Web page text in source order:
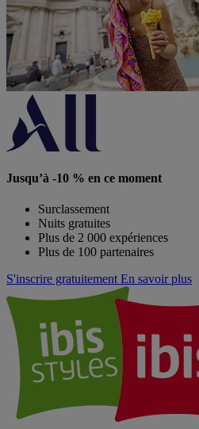
Jusqu’à -10 % en ce moment
Surclassement
Nuits gratuites
Plus de 2 000 expériences
Plus de 100 partenaires
S'inscrire gratuitement En savoir plus